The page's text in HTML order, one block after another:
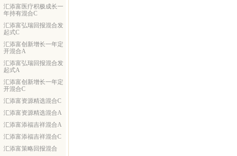
汇添富医疗积极成长一
年持有混合C
汇添富弘瑞回报混合发
起式C
汇添富创新增长一年定
开混合A
汇添富弘瑞回报混合发
起式A
汇添富创新增长一年定
开混合C
汇添富资源精选混合C
汇添富资源精选混合A
汇添富添福吉祥混合A
汇添富添福吉祥混合C
汇添富策略回报混合